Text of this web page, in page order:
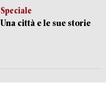
Speciale
Una città e le sue storie